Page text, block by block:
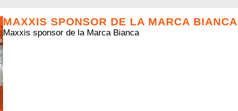
MAXXIS SPONSOR DE LA MARCA BIANCA
Maxxis sponsor de la Marca Bianca